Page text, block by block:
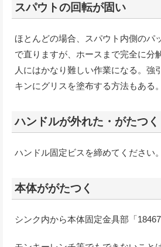
スパウトの回転が固い
ほとんどの場合、スパウト内側のパ
で直りますが、ホースまで完全に分
人にはかなり難しい作業になる。強
キンにグリスを塗布する方法もある。
ハンドルが外れた・がたつく
ハンドル固定ビスを締めてください。
本体ががたつく
シンク内から本体固定金具部「